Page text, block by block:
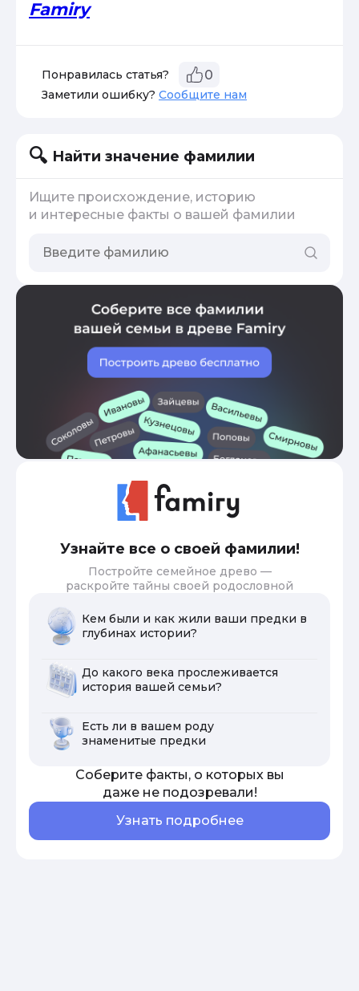
Famiry
Понравилась статья? 0
Заметили ошибку? Сообщите нам
Найти значение фамилии
Ищите происхождение, историю
и интересные факты о вашей фамилии
Узнайте все о своей фамилии!
Постройте семейное древо —
раскройте тайны своей родословной
Кем были и как жили ваши предки в
глубинах истории?
До какого века прослеживается
история вашей семьи?
Есть ли в вашем роду
знаменитые предки
Соберите факты, о которых вы
даже не подозревали!
Узнать подробнее